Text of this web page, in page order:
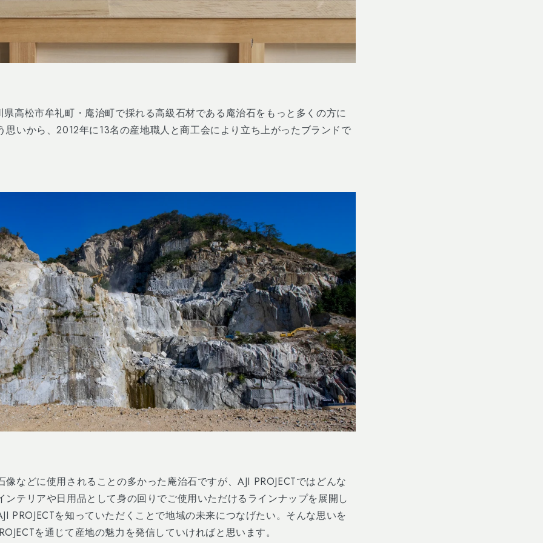
県高松市牟礼町・庵治町で採れる高級石材である庵治石をもっと多くの方に
思いから、2012年に13名の産地職人と商工会により立ち上がったブランドで
像などに使用されることの多かった庵治石ですが、AJI PROJECTではどんな
ンテリアや日用品として身の回りでご使用いただけるラインナップを展開し
PROJECTを知っていただくことで地域の未来につなげたい。そんな思いを
を通じて産地の魅力を発信していければと思います。